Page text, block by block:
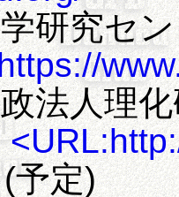
研究セ
法人理
予定)